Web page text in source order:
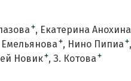
+ Екатерина Анохина
Емельянова + Нино Пипиа +
Новик+ З. Котова +